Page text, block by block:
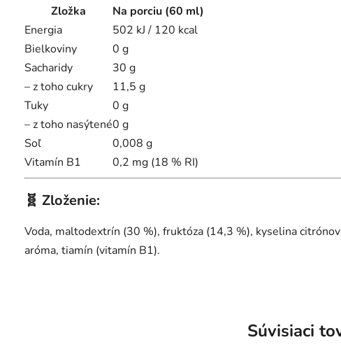
Zložka
Na porciu (60 ml)
Energia
502 kJ / 120 kcal
Bielkoviny
0 g
Sacharidy
30 g
– z toho cukry
11,5 g
Tuky
0 g
– z toho nasýtené0 g
Soľ
0,008 g
Vitamín B1
0,2 mg (18 % RI)
🧬 Zloženie:
Voda, maltodextrín (30 %), fruktóza (14,3 %), kyselina
aróma, tiamín (vitamín B1).
Súvisiaci